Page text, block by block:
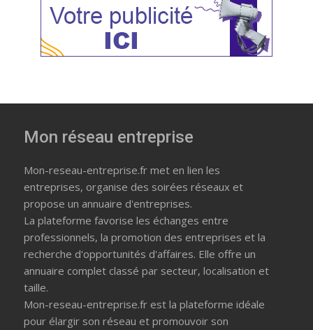
Mon réseau entreprise
Mon-reseau-entreprise.fr met en lien les
entreprises, organise des soirées réseaux et
propose un annuaire d'entreprises.
La plateforme favorise les échanges entre
professionnels, la promotion des entreprises et la
recherche d'opportunités d'affaires. Elle offre un
annuaire complet classé par secteur, localisation et
taille.
Mon-reseau-entreprise.fr est la plateforme idéale
pour élargir son réseau et promouvoir son